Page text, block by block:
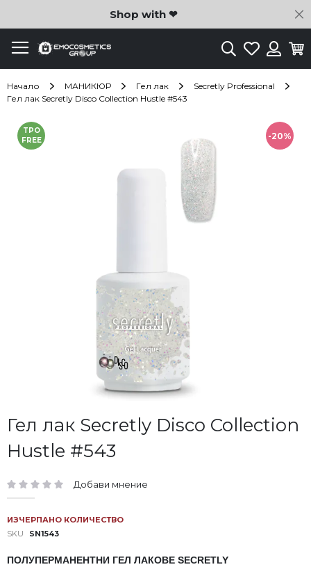
Shop with ❤
ТърсенеЛюбими
Начало МАНИКЮР Гел лак
Secretly Professional
Гел лак Secretly Disco Collection Hustle #543
Гел лак Secretly Disco Collection
Hustle #543
рейтинг: Добави мнение
ИЗЧЕРПАНО КОЛИЧЕСТВО
SKU
SN1543
ПОЛУПЕРМАНЕНТНИ ГЕЛ ЛАКОВЕ SECRETLY
-20%
TPO
FREE
Преминете
към
края
Преминете
към
началото
на
със
снимки